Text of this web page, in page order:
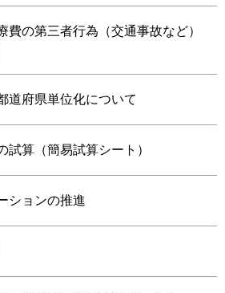
費の第三者行為（交通事故など）
道府県単位化について
試算（簡易試算シート）
ションの推進